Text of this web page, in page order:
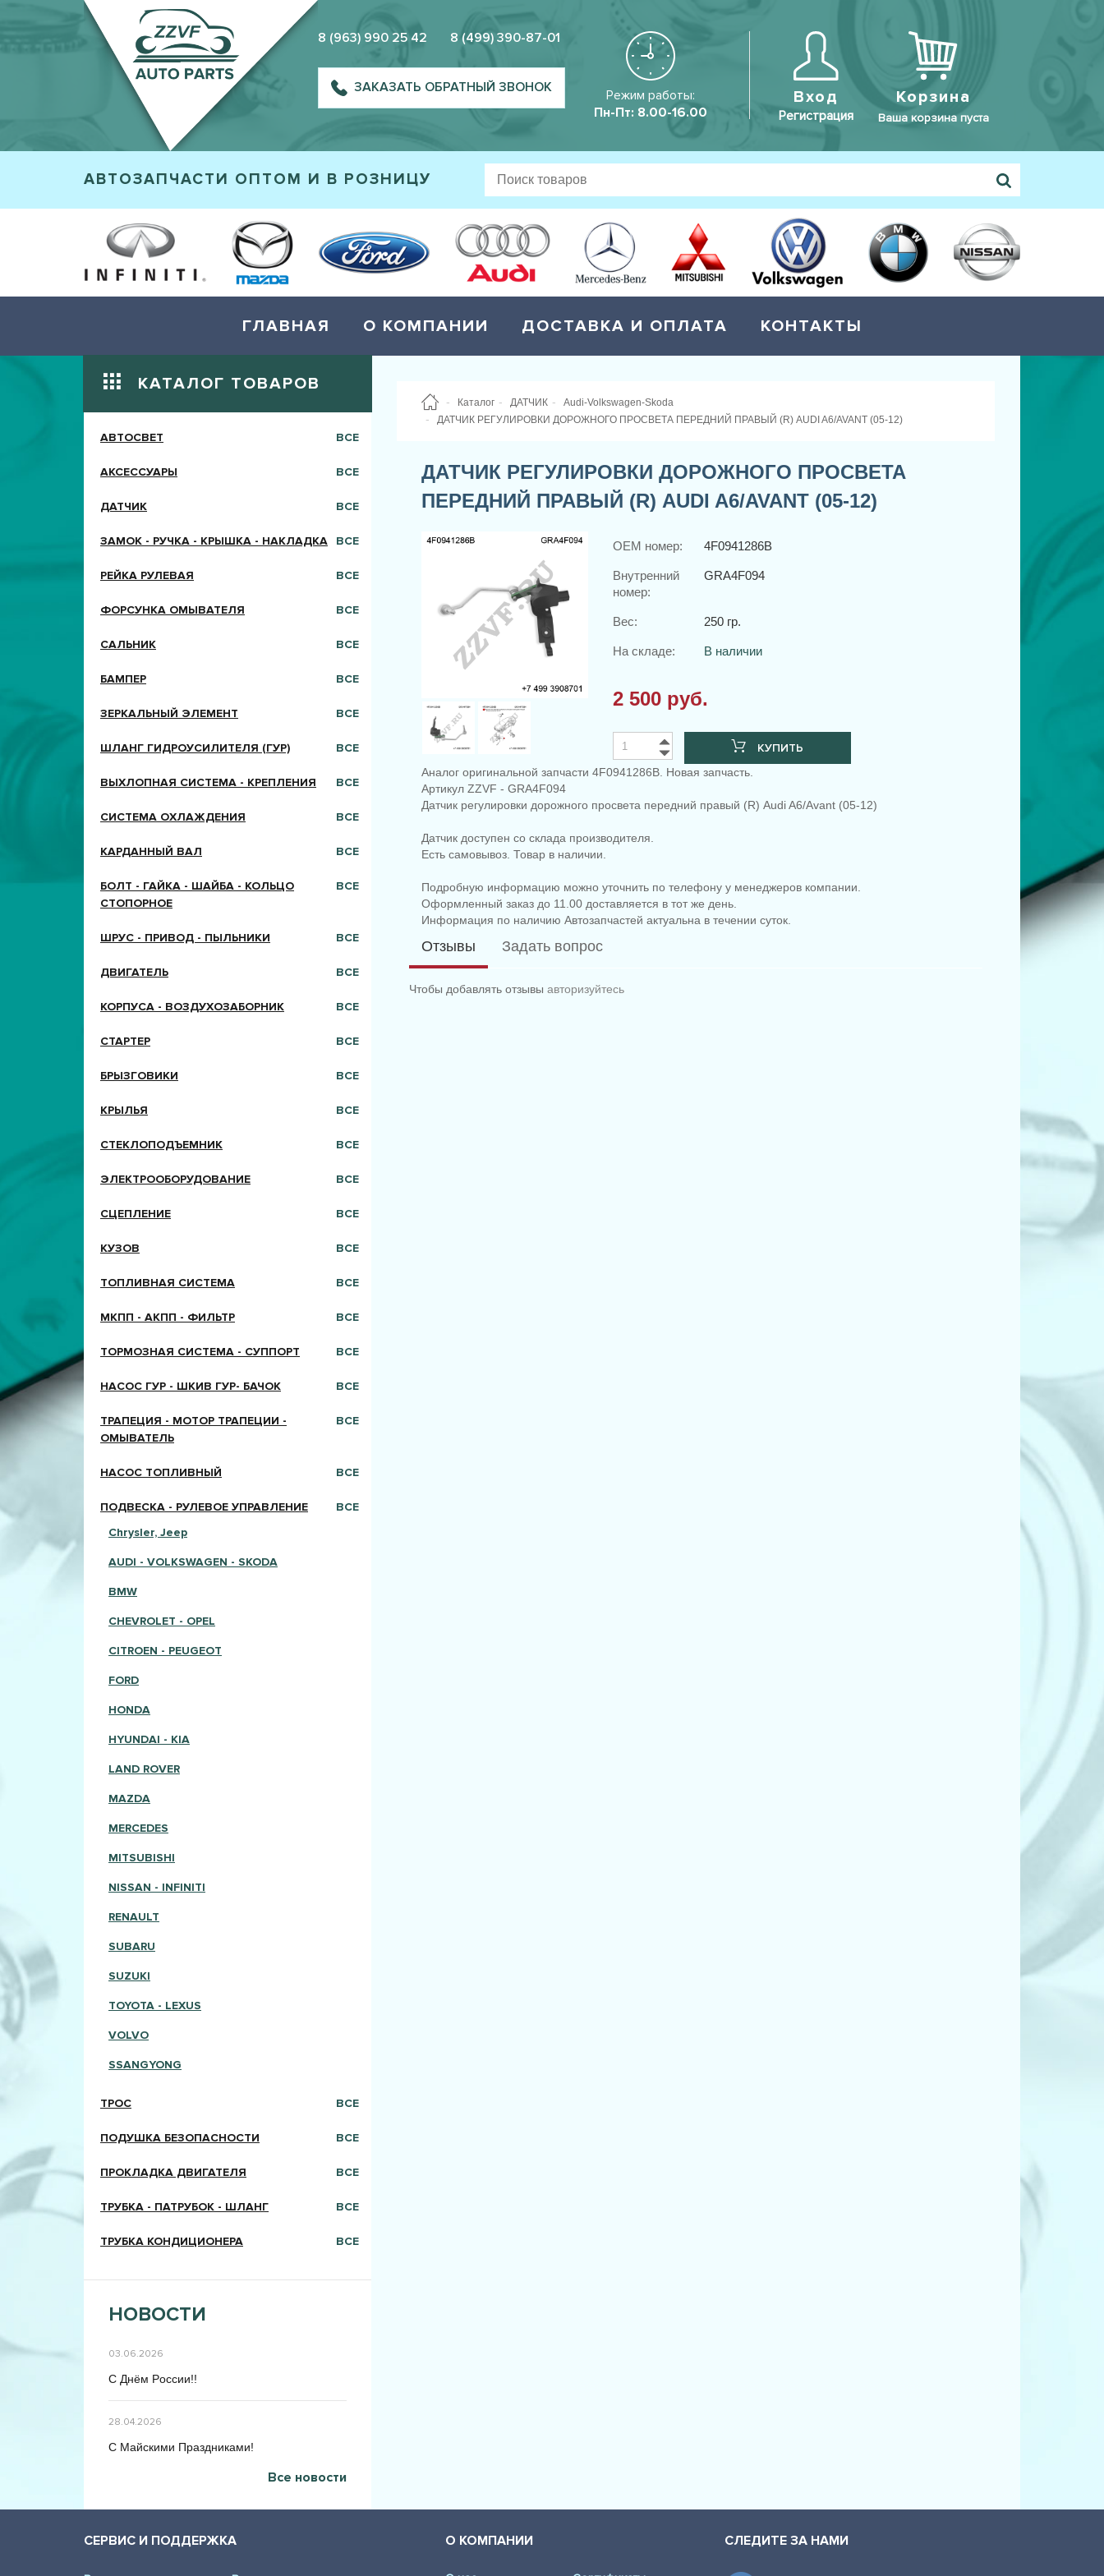
8 (963) 990 25 42 8 (499) 390-87-01
ЗАКАЗАТЬ ОБРАТНЫЙ ЗВОНОК
Режим работы:
Пн-Пт: 8.00-16.00
Вход
Регистрация
Корзина
Ваша корзина пуста
АВТОЗАПЧАСТИ ОПТОМ И В РОЗНИЦУ
ГЛАВНАЯ О КОМПАНИИ ДОСТАВКА И ОПЛАТА КОНТАКТЫ
КАТАЛОГ ТОВАРОВ
ВСЕ
АВТОСВЕТ
ВСЕ
АКСЕССУАРЫ
ВСЕ
ДАТЧИК
ВСЕ
ЗАМОК - РУЧКА - КРЫШКА - НАКЛАДКА
ВСЕ
РЕЙКА РУЛЕВАЯ
ВСЕ
ФОРСУНКА ОМЫВАТЕЛЯ
ВСЕ
САЛЬНИК
ВСЕ
БАМПЕР
ВСЕ
ЗЕРКАЛЬНЫЙ ЭЛЕМЕНТ
ВСЕ
ШЛАНГ ГИДРОУСИЛИТЕЛЯ (ГУР)
ВСЕ
ВЫХЛОПНАЯ СИСТЕМА - КРЕПЛЕНИЯ
ВСЕ
СИСТЕМА ОХЛАЖДЕНИЯ
ВСЕ
КАРДАННЫЙ ВАЛ
ВСЕ
БОЛТ - ГАЙКА - ШАЙБА - КОЛЬЦО
СТОПОРНОЕ
ВСЕ
ШРУС - ПРИВОД - ПЫЛЬНИКИ
ВСЕ
ДВИГАТЕЛЬ
ВСЕ
КОРПУСА - ВОЗДУХОЗАБОРНИК
ВСЕ
СТАРТЕР
ВСЕ
БРЫЗГОВИКИ
ВСЕ
КРЫЛЬЯ
ВСЕ
СТЕКЛОПОДЪЕМНИК
ВСЕ
ЭЛЕКТРООБОРУДОВАНИЕ
ВСЕ
СЦЕПЛЕНИЕ
ВСЕ
КУЗОВ
ВСЕ
ТОПЛИВНАЯ СИСТЕМА
ВСЕ
МКПП - АКПП - ФИЛЬТР
ВСЕ
ТОРМОЗНАЯ СИСТЕМА - СУППОРТ
ВСЕ
НАСОС ГУР - ШКИВ ГУР- БАЧОК
ВСЕ
ТРАПЕЦИЯ - МОТОР ТРАПЕЦИИ -
ОМЫВАТЕЛЬ
ВСЕ
НАСОС ТОПЛИВНЫЙ
ВСЕ
ПОДВЕСКА - РУЛЕВОЕ УПРАВЛЕНИЕ
Chrysler, Jeep
AUDI - VOLKSWAGEN - SKODA
BMW
CHEVROLET - OPEL
CITROEN - PEUGEOT
FORD
HONDA
HYUNDAI - KIA
LAND ROVER
MAZDA
MERCEDES
MITSUBISHI
NISSAN - INFINITI
RENAULT
SUBARU
SUZUKI
TOYOTA - LEXUS
VOLVO
SSANGYONG
ВСЕ
ТРОС
ВСЕ
ПОДУШКА БЕЗОПАСНОСТИ
ВСЕ
ПРОКЛАДКА ДВИГАТЕЛЯ
ВСЕ
ТРУБКА - ПАТРУБОК - ШЛАНГ
ВСЕ
ТРУБКА КОНДИЦИОНЕРА
НОВОСТИ
03.06.2026
C Днём Poccии!!
28.04.2026
C Maйcкими Праздниками!
Все новости
Каталог ДАТЧИК
Audi-Volkswagen-Skoda
ДАТЧИК РЕГУЛИРОВКИ ДОРОЖНОГО ПРОСВЕТА ПЕРЕДНИЙ ПРАВЫЙ (R) AUDI A6/AVANT (05-12)
ДАТЧИК РЕГУЛИРОВКИ ДОРОЖНОГО ПРОСВЕТА
ПЕРЕДНИЙ ПРАВЫЙ (R) AUDI A6/AVANT (05-12)
OEM номер: 4F0941286B
Внутренний
номер:
GRA4F094
Вес: 250 гр.
На складе: В наличии
2 500 руб.
КУПИТЬ
Аналог оригинальной запчасти 4F0941286B. Новая запчасть.
Артикул ZZVF - GRA4F094
Датчик регулировки дорожного просвета передний правый (R) Audi A6/Avant (05-12)
Датчик доступен со склада производителя.
Есть самовывоз. Товар в наличии.
Подробную информацию можно уточнить по телефону у менеджеров компании.
Оформленный заказ до 11.00 доставляется в тот же день.
Информация по наличию Автозапчастей актуальна в течении суток.
Отзывы Задать вопрос
Чтобы добавлять отзывы авторизуйтесь
СЕРВИС И ПОДДЕРЖКА О КОМПАНИИ СЛЕДИТЕ ЗА НАМИ